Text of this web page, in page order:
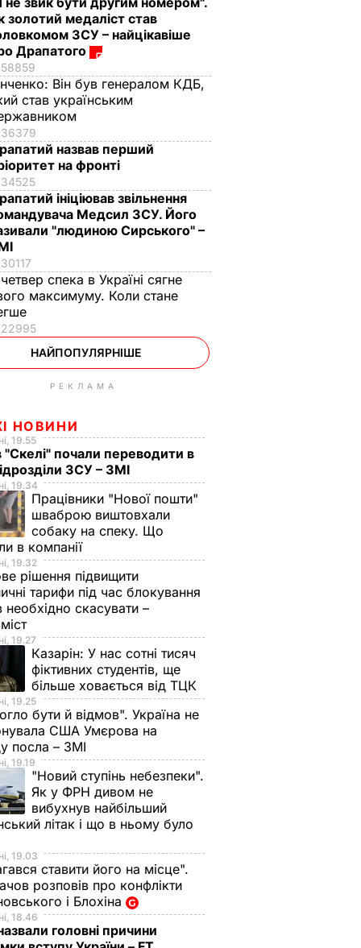
золотий медаліст став
ЗСУ – найцікавіше
Драпатого
58859
Він був генералом КДБ,
став українським
36379
назвав перший
на фронті
34525
ініціював звільнення
Медсил ЗСУ. Його
"людиною Сирського" –
30117
спека в Україні сягне
максимуму. Коли стане
22995
НАЙПОПУЛЯРНІШЕ
РЕКЛАМА
НОВИНИ
19.55
"Скелі" почали переводити в
ЗСУ – ЗМІ
19.34
Працівники "Нової пошти"
шваброю виштовхали
собаку на спеку. Що
в компанії
19.32
рішення підвищити
тарифи під час блокування
необхідно скасувати –
19.27
Казарін: У нас сотні тисяч
фіктивних студентів, ще
більше ховається від ТЦК
19.25
бути й відмов". Україна не
США Умєрова на
посла – ЗМІ
19.19
"Новий ступінь небезпеки".
Як у ФРН дивом не
вибухнув найбільший
літак і що в ньому було
19.03
ставити його на місце".
розповів про конфлікти
і Блохіна
18.46
головні причини